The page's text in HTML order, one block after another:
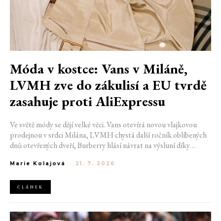
Móda v kostce: Vans v Miláně,
LVMH zve do zákulisí a EU tvrdě
zasahuje proti AliExpressu
Ve světě módy se dějí velké věci. Vans otevírá novou vlajkovou
prodejnou v srdci Milána, LVMH chystá další ročník oblíbených
dnů otevřených dveří, Burberry hlásí návrat na výsluní díky
AliExpress.
Marie Kolajová - 21. 7. 2026
ČLÁNEK